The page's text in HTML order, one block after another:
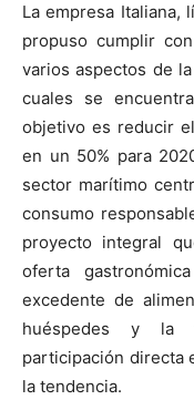
La empresa Italiana,
propuso cumplir
varios aspectos de
cuales se
objetivo es reducir
en un 50% para
sector marítimo
consumo
proyecto integral
oferta
excedente de
huéspedes y la
participación directa
la tendencia.